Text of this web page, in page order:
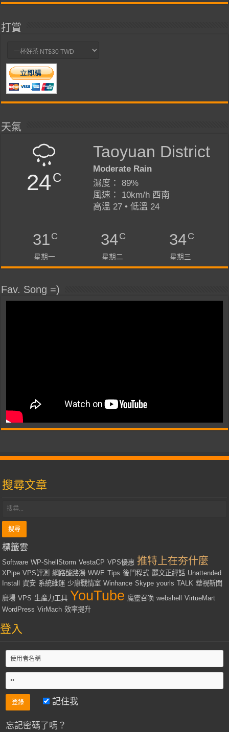
打賞
天氣
24C
Taoyuan District
Moderate Rain
濕度： 89%
風速： 10km/h 西南
高溫 27 • 低溫 24
31C
星期一
34C
星期二
34C
星期三
Fav. Song =)
搜尋文章
標籤雲
Software WP-ShellStorm VestaCP VPS優惠 推特上在夯什麼
XPipe VPS評測 網路酸路湯 WWE Tips 後門程式 麗文正經話 Unattended
Install 資安 系統維運 少康戰情室 Winhance Skype yourls TALK 華視新聞
廣場 VPS 生產力工具 YouTube 魔靈召喚 webshell VirtueMart
WordPress VirMach 效率提升
登入
記住我
忘記密碼了嗎？